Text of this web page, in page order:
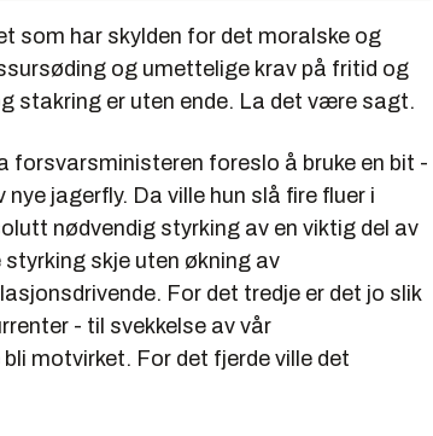
som har skylden for det moralske og
og umettelige krav på fritid og
stakring er uten ende. La det være sagt.
forsvarsministeren foreslo å bruke en bit -
jagerfly. Da ville hun slå fire fluer i
nødvendig styrking av en viktig del av
skje uten økning av
For det tredje er det jo slik
- til svekkelse av vår
motvirket. For det fjerde ville det